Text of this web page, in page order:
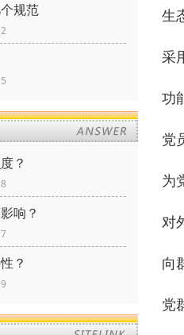
规范
？
响？
？
生
采
功
党
为
对
向
党